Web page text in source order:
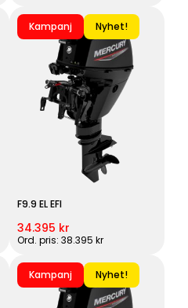
Kampanj Nyhet!
F9.9 EL EFI
34.395 kr
Ord. pris: 38.395 kr
Kampanj Nyhet!